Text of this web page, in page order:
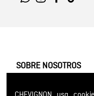
SOBRE NOSOTROS